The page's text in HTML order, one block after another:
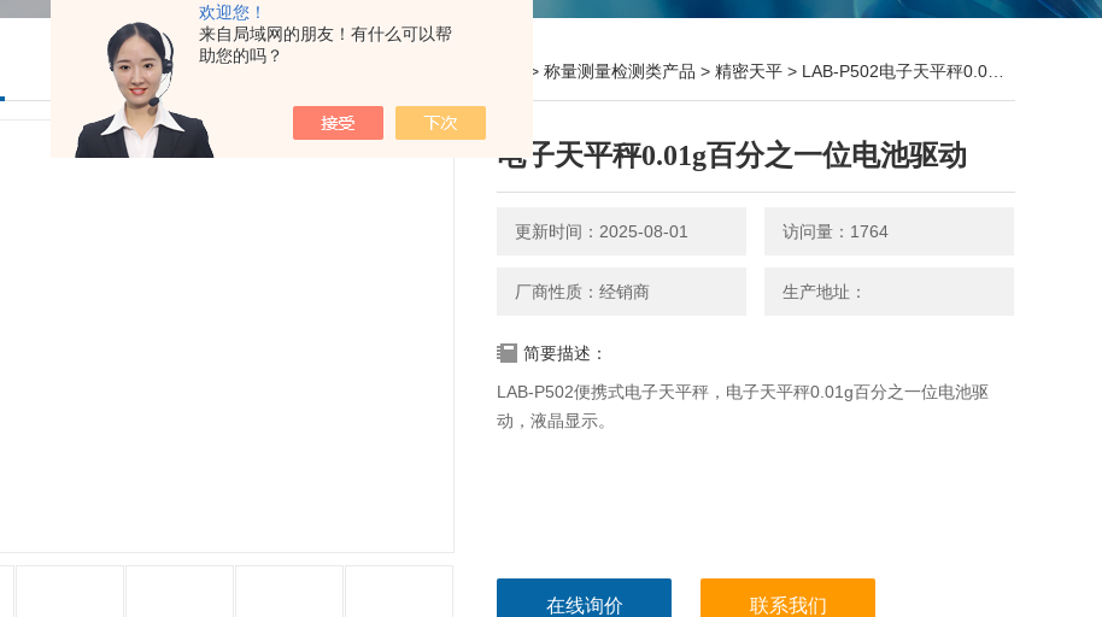
欢迎您！
来自局域网的朋友！有什么可以帮
助您的吗？
> 称量测量检测类产品 > 精密天平 > LAB-P502电子天平秤0.01g百分之一位电池驱动
电子天平秤0.01g百分之一位电池驱动
更新时间：2025-08-01 访问量：1764
厂商性质：经销商 生产地址：
简要描述：
LAB-P502便携式电子天平秤，电子天平秤0.01g百分之一位电池驱
动，液晶显示。
在线询价 联系我们